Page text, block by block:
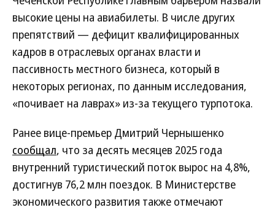
высокие цены на авиабилеты. В числе других
препятствий — дефицит квалифицированных
кадров в отраслевых органах власти и
пассивность местного бизнеса, который в
некоторых регионах, по данным исследования,
«почивает на лаврах» из-за текущего турпотока.
Ранее вице-премьер Дмитрий Чернышенко
сообщал, что за десять месяцев 2025 года
внутренний туристический поток вырос на 4,8%,
достигнув 76,2 млн поездок. В Министерстве
экономического развития также отмечают